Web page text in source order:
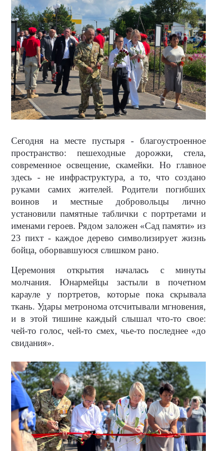
Сегодня на месте пустыря - благоустроенное
пространство: пешеходные дорожки, стела,
современное освещение, скамейки. Но главное
здесь - не инфраструктура, а то, что создано
руками самих жителей. Родители погибших
воинов и местные добровольцы лично
установили памятные таблички с портретами и
именами героев. Рядом заложен «Сад памяти» из
23 пихт - каждое дерево символизирует жизнь
бойца, оборвавшуюся слишком рано.
Церемония открытия началась с минуты
молчания. Юнармейцы застыли в почетном
карауле у портретов, которые пока скрывала
ткань. Удары метронома отсчитывали мгновения,
и в этой тишине каждый слышал что-то свое:
чей-то голос, чей-то смех, чье-то последнее «до
свидания».